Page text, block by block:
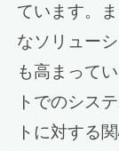
ています。
なソリュー
も高まって
トでのシス
トに対する